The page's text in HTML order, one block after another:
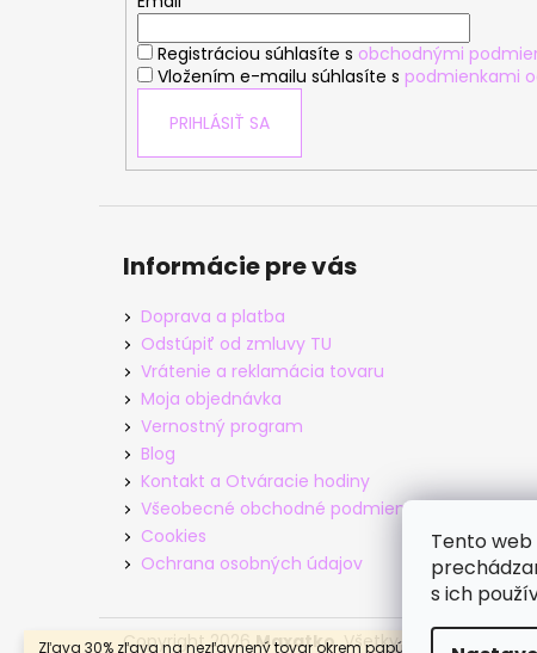
Tento
s ich
Zľava 30% zľava na nezľavnený tovar okrem papúč s kódom LETO
Registráciou súhlasíte s obchodnými
Vložením e-mailu súhlasíte s podmienkami
PRIHLÁSIŤ SA
Informácie pre vás
Doprava a platba
Odstúpiť od zmluvy TU
Vrátenie a reklamácia tovaru
Moja objednávka
Vernostný program
Blog
Kontakt a Otváracie hodiny
Všeobecné obchodné podmienky
Cookies
Ochrana osobných údajov
Copyright 2026Maxatko. Všetky práva